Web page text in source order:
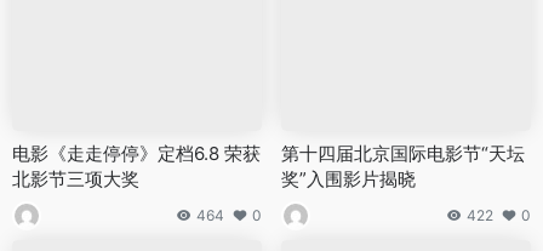
电影《走走停停》定档6.8 荣获
北影节三项大奖
464 0
第十四届北京国际电影节“天坛
奖”入围影片揭晓
422 0